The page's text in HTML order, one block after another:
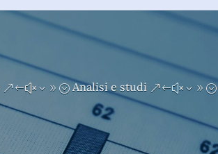
&#x39; Analisi e studi &#x39;